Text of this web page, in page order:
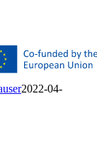
2022-04-